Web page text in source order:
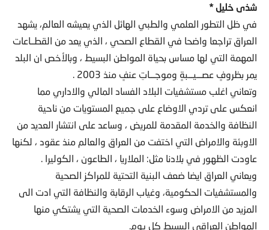
شذى خليل *
في ظل التطور العلمي والطبي الهائل الذي يعيشه العالم، يشهد
العراق تراجعا واضحا في القطاع الصحي ، الذي يعد من القطــاعات
المهمة التي لها مساس بحياة المواطن البسيط ، وبالأخص ان البلد
يمر بظروفٍ عصـــيـــبةٍ وموجـــاتِ عنفٍ منذ 2003 .
وتعاني اغلب مستشفيات البلاد الفساد المالي والاداري مما
انعكس على تردي الاوضاع على جميع المستويات من ناحية
النظافة والخدمة المقدمة للمريض ، وساعد على انتشار العديد من
الاوبئة والامراض التي اختفت من العراق والعالم منذ عقود ، لكنها
عاودت الظهور في بلادنا مثل: الملاريا ، الطاعون ، الكوليرا .
ويعاني العراق ايضا ضعف البنية التحتية للمراكز الصحية
والمستشفيات الحكومية، وغياب الرقابة والنظافة التي ادت الى
المزيد من الامراض وسوء الخدمات الصحية التي يشتكي منها
المواطن العراقي البسيط كل يوم.